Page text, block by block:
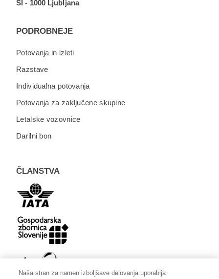
SI - 1000 Ljubljana
PODROBNEJE
Potovanja in izleti
Razstave
Individualna potovanja
Potovanja za zaključene skupine
Letalske vozovnice
Darilni bon
ČLANSTVA
Naša stran za namen izboljšave delovanja uporablja